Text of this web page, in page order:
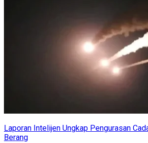
Laporan Intelijen Ungkap Pengurasan
Berang